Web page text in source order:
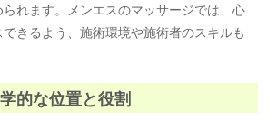
れます。メンエスのマッサージでは、心
きるよう、施術環境や施術者のスキルも
的な位置と役割